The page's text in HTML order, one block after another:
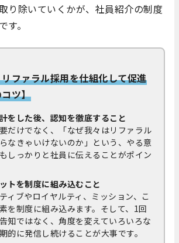
り除いていくかが、社員紹介の制度
す。
ファラル採用を仕組化して促進
ツ】
をした後、認知を徹底すること
だけでなく、「なぜ我々はリファラル
なきゃいけないのか」という、やる意
しっかりと社員に伝えることがポイン
トを制度に組み込むこと
ィブやロイヤルティ、ミッション、こ
を制度に組み込みます。そして、1回
知ではなく、角度を変えていろいろな
的に発信し続けることが大事です。